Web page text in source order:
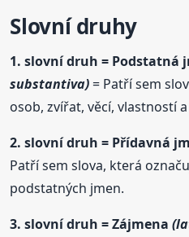
Slovní druhy
1. slovní druh = Podstatná
substantiva)= Patří sem
osob, zvířat, věcí, vlastností
2. slovní druh = Přídavná
Patří sem slova, která
podstatných jmen.
3. slovní druh = Zájmena